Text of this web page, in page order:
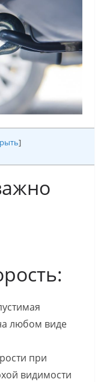
]
любом виде
при
видимости